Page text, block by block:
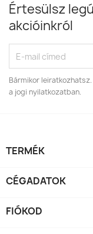
Értesülsz
akcióinkról
Bármikor
a jogi nyilatkozatban.
TERMÉK
CÉGADATOK
FIÓKOD